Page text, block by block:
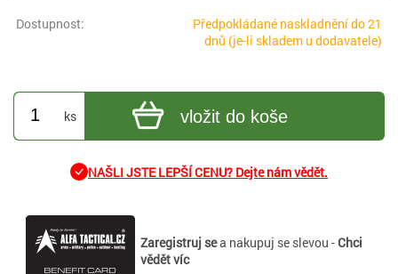
Dostupnost:
Předpokládané naskladnění do 21
dnů (je-li skladem u dodavatele)
ks vložit do koše
NAŠLI JSTE LEPŠÍ CENU? Dejte nám vědět.
Zaregistruj sea nakupuj se slevou -Chci
vědět víc